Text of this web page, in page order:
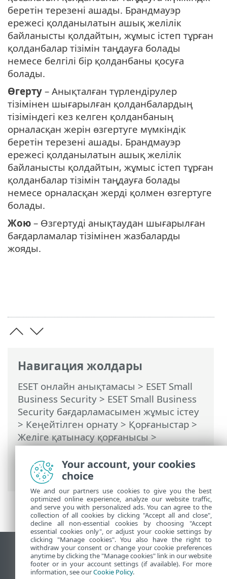
Навигация жолдары
ESET онлайн анықтамасы > ESET Small
Business Security > ESET Small Business
Security бағдарламасымен жұмыс істеу
> Кеңейтілген орнату > Қорғаныстар >
Желіге қатынасу қорғанысы>
Брандмауэр>Бағдарламаның өзгерісін
анықтау
> Анықтауға қосылмаған
қолданбалар тізімі
беретін терезені ашады. Брандмауэр
ережесі қолданылатын ашық желілік
байланысты қолдайтын, жұмыс істеп тұрған
қолданбалар тізімін таңдауға болады
немесе белгілі бір қолданбаны қосуға
болады.
Өгерту – Анықталған түрлендірулер
тізімінен шығарылған қолданбалардың
тізіміндегі кез келген қолданбаның
орналасқан жерін өзгертуге мүмкіндік
беретін терезені ашады. Брандмауэр
ережесі қолданылатын ашық желілік
байланысты қолдайтын, жұмыс істеп тұрған
қолданбалар тізімін таңдауға болады
немесе орналасқан жерді қолмен өзгертуге
болады.
Жою – Өзгертуді анықтаудан шығарылған
бағдарламалар тізімінен жазбаларды
жояды.
Жұмыс үстеліндегі сайтты қарау
End of Life
Your account, your cookies
choice
We and our partners use cookies to give you the best
optimized online experience, analyze our website traffic,
and serve you with personalized ads. You can agree to the
collection of all cookies by clicking "Accept all and close",
decline all non-essential cookies by choosing "Accept
essential cookies only", or adjust your cookie settings by
clicking "Manage cookies". You also have the right to
withdraw your consent or change your cookie preferences
anytime by clicking the "Manage cookies" link in our website
footer or in your account settings (if available). For more
information, see ourCookie Policy.